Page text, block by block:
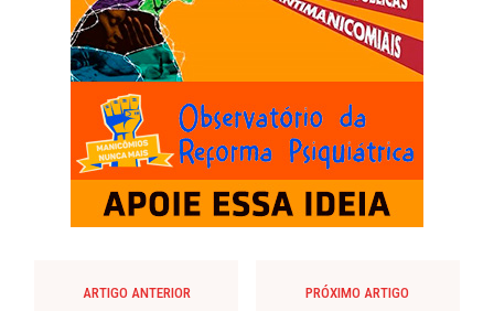
ARTIGO ANTERIOR PRÓXIMO ARTIGO